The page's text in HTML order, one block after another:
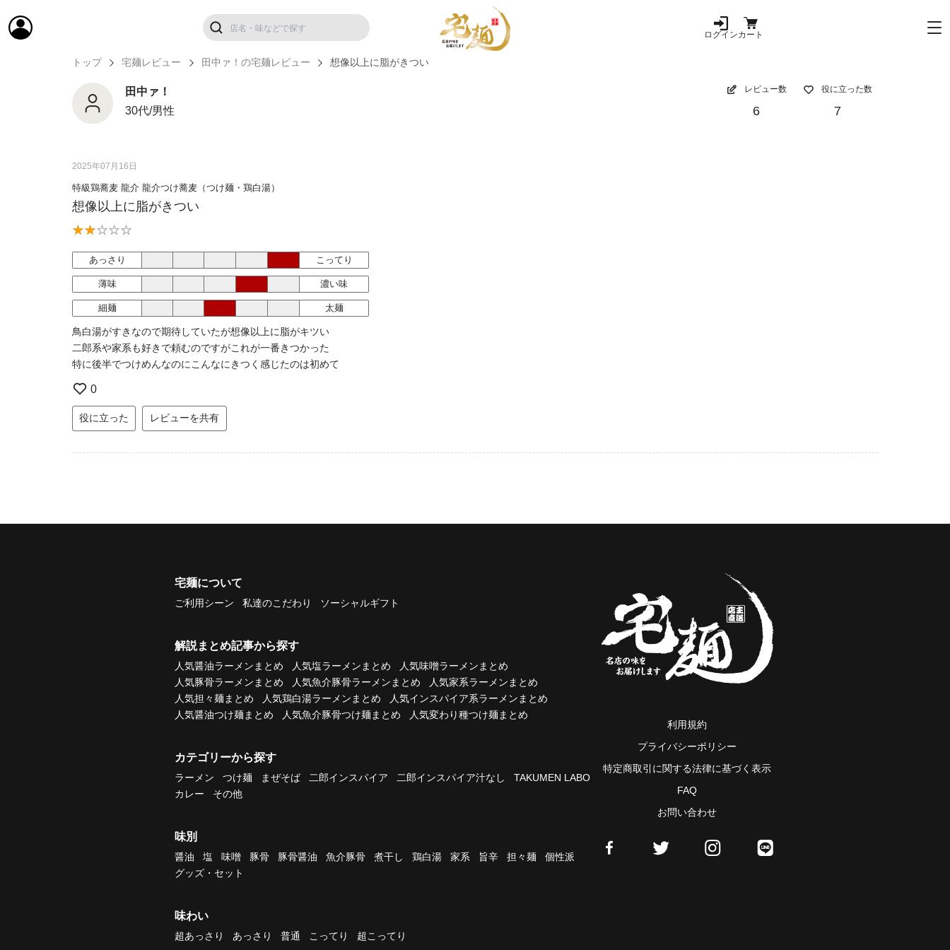
ログインカート
トップ 宅麺レビュー 田中ァ！の宅麺レビュー 想像以上に脂がきつい
田中ァ！
30代/男性
レビュー数
6
役に立った数
7
2025年07月16日
特級鶏蕎麦 龍介 龍介つけ蕎麦（つけ麺・鶏白湯）
想像以上に脂がきつい
あっさり こってり
薄味 濃い味
細麺 太麺
鳥白湯がすきなので期待していたが想像以上に脂がキツい
二郎系や家系も好きで頼むのですがこれが一番きつかった
特に後半でつけめんなのにこんなにきつく感じたのは初めて
0
役に立った レビューを共有
宅麺について
ご利用シーン 私達のこだわり ソーシャルギフト
解説まとめ記事から探す
人気醤油ラーメンまとめ 人気塩ラーメンまとめ
人気味噌ラーメンまとめ
人気豚骨ラーメンまとめ
人気魚介豚骨ラーメンまとめ
人気家系ラーメンまとめ
人気担々麺まとめ
人気鶏白湯ラーメンまとめ
人気インスパイア系ラーメンまとめ
人気醤油つけ麺まとめ
人気魚介豚骨つけ麺まとめ 人気変わり種つけ麺まとめ
カテゴリーから探す
ラーメン つけ麺 まぜそば 二郎インスパイア 二郎インスパイア汁なし
TAKUMEN LABO
カレー
その他
味別
醤油 塩 味噌 豚骨 豚骨醤油 魚介豚骨 煮干し 鶏白湯 家系 旨辛 担々麺
個性派
グッズ・セット
味わい
超あっさり あっさり 普通 こってり 超こってり
利用規約
プライバシーポリシー
特定商取引に関する法律に基づく表示
FAQ
お問い合わせ